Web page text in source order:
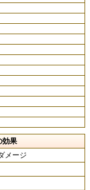
効果
メージ